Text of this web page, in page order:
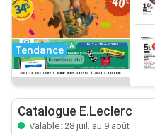
Tendance
Catalogue E.Leclerc
Valable: 28 juil. au 9 août